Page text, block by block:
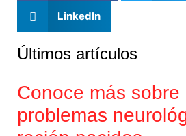
LinkedIn
Últimos artículos
Conoce más sobre
problemas